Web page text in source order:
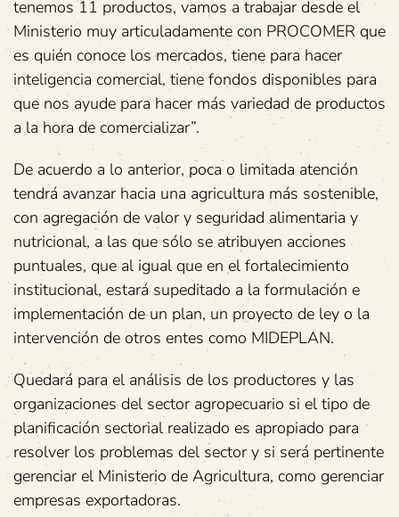
tenemos 11 productos, vamos a trabajar desde el
Ministerio muy articuladamente con PROCOMER que
es quién conoce los mercados, tiene para hacer
inteligencia comercial, tiene fondos disponibles para
que nos ayude para hacer más variedad de productos
a la hora de comercializar”.
De acuerdo a lo anterior, poca o limitada atención
tendrá avanzar hacia una agricultura más sostenible,
con agregación de valor y seguridad alimentaria y
nutricional, a las que sólo se atribuyen acciones
puntuales, que al igual que en el fortalecimiento
institucional, estará supeditado a la formulación e
implementación de un plan, un proyecto de ley o la
intervención de otros entes como MIDEPLAN.
Quedará para el análisis de los productores y las
organizaciones del sector agropecuario si el tipo de
planificación sectorial realizado es apropiado para
resolver los problemas del sector y si será pertinente
gerenciar el Ministerio de Agricultura, como gerenciar
empresas exportadoras.